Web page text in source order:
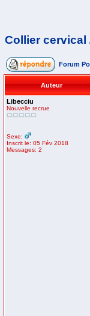
Collier
Forum
Auteur
Libecciu
Nouvelle recrue
Sexe:
Inscrit le: 05 Fév 2018
Messages: 2